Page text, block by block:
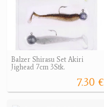
Balzer Shirasu Set Akiri
Jighead 7cm 3Stk.
7.30 €